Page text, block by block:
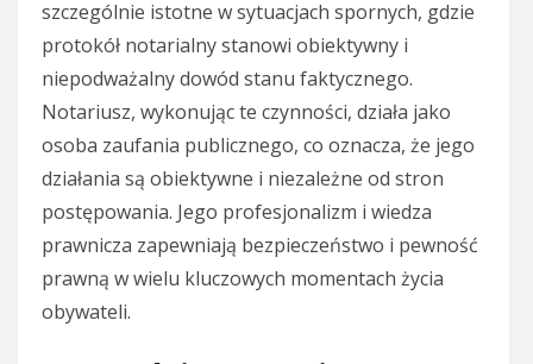
szczególnie istotne w sytuacjach spornych, gdzie
protokół notarialny stanowi obiektywny i
niepodważalny dowód stanu faktycznego.
Notariusz, wykonując te czynności, działa jako
osoba zaufania publicznego, co oznacza, że jego
działania są obiektywne i niezależne od stron
postępowania. Jego profesjonalizm i wiedza
prawnicza zapewniają bezpieczeństwo i pewność
prawną w wielu kluczowych momentach życia
obywateli.